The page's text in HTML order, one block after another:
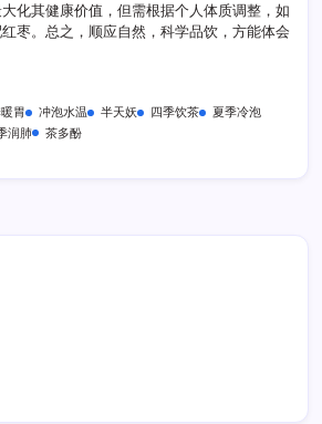
化其健康价值，但需根据个人体质调整，如
枣。总之，顺应自然，科学品饮，方能体会
胃 冲泡水温 半天妖 四季饮茶
夏季冷泡
润肺 茶多酚